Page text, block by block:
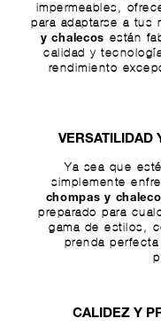
impermeables,
para adaptarse a tus
y chalecos
están
calidad y
rendimiento
VERSATILIDAD
Ya sea que
simplemente
chompas y
preparado para
gama de estilos,
prenda
CALIDEZ Y